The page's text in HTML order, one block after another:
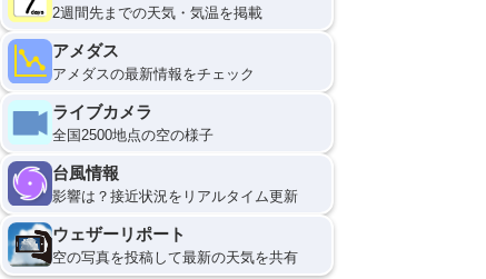
9日(日)
0
2週間先までの天気・気温を掲載
アメダス
アメダスの最新情報をチェック
ライブカメラ
全国2500地点の空の様子
台風情報
影響は？接近状況をリアルタイム更新
ウェザーリポート
空の写真を投稿して最新の天気を共有